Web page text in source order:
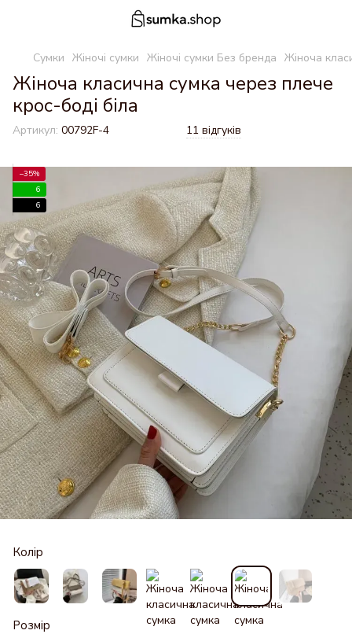
Сумки Жіночі сумки Жіночі сумки Без бренда Жіноча
Жіноча класична сумка через плече
крос-боді біла
Артикул: 00792F-4 11 відгуків
−35%
6
6
Колір
Розмір